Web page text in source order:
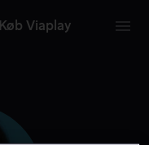
Køb Viaplay